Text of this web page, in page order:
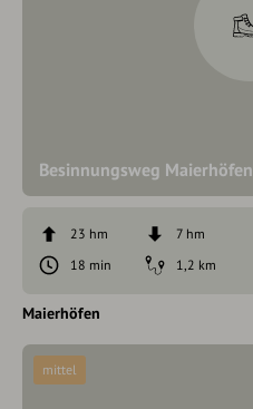
Besinnungsweg Maierhöfen
23 hm
7 hm
18 min
1,2 km
Maierhöfen
mittel